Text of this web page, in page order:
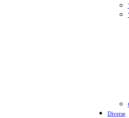
Diverse